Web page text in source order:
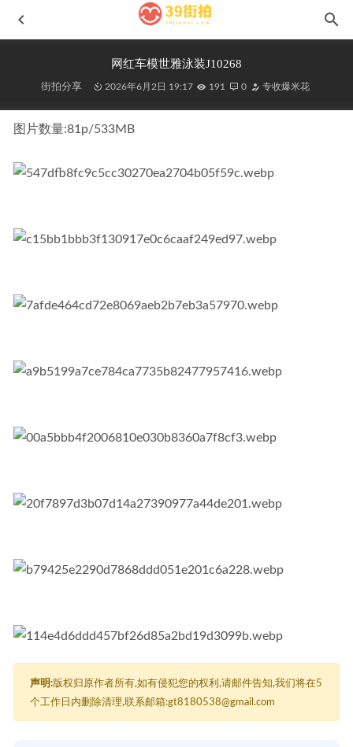
网红车模世雅泳装J10268
街拍分享 2026年6月2日 19:17 191 0 专收爆米花
图片数量:81p/533MB
声明:版权归原作者所有,如有侵犯您的权利,请邮件告知,我们将在5
个工作日内删除清理,联系邮箱:gt8180538@gmail.com
又见粉白No.7150 2024-08-09